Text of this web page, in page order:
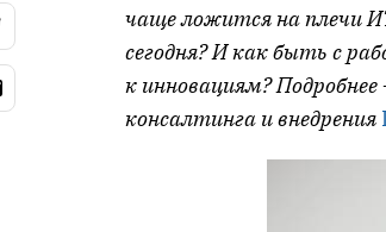
чаще ложится на плечи
сегодня? И как быть с
к инновациям?
консалтинга и внедрения